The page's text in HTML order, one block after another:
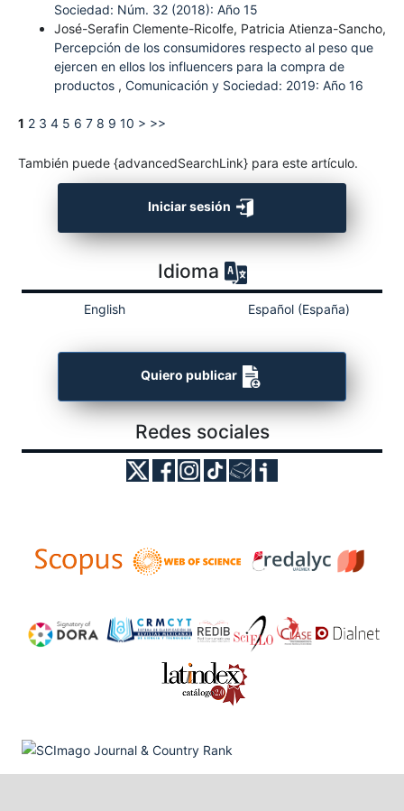
Sociedad: Núm. 32 (2018): Año 15
José-Serafin Clemente-Ricolfe, Patricia Atienza-Sancho,
Percepción de los consumidores respecto al peso que
ejercen en ellos los influencers para la compra de
productos , Comunicación y Sociedad: 2019: Año 16
1 2 3 4 5 6 7 8 9 10 > >>
También puede {advancedSearchLink} para este artículo.
Iniciar sesión
Idioma
English Español (España)
Quiero publicar
Redes sociales